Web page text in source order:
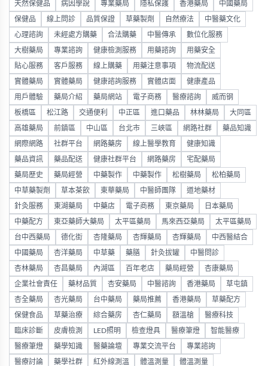
天然保健品 病因學說 專業藥局 隱私保護 香港藥局 中國藥局
保健品 線上問診 品質保證 草藥製劑 自然療法 中醫藥文化
心理諮詢 未經處方購藥 合法購藥 中醫傳承 數位化服務
大樹藥局 專業諮詢 健康檢測服務 用藥諮詢 用藥安全
貼心服務 客戶服務 線上購藥 用藥注意事項 物流配送
實體藥局 實體藥局 健康諮詢服務 實體店面 健康產品
用戶體驗 藥局介紹 藥局網站 電子商務 醫療諮詢 威而钢
板橋區 松江路 交通便利 中正區 進口藥品 林林藥局 大同區
高雄藥局 前鎮區 中山區 台北市 三峽區 網路社群 藥品知識
網際網路 社群平台 網路藥房 線上醫學教育 健康知識
藥品資訊 藥品配送 健康社群平台 網路藥房 宅配藥局
藥局歷史 藥局經營 中藥製作 中藥製作 松樹藥局 松柏藥局
中草藥製劑 草本茶飲 東華藥局 中醫師團隊 道地藥材
針灸服務 東湖藥局 中藥店 電子商務 東京藥局 日本藥局
中藥配方 東亞藥師大藥局 太平區藥局 馬來西亞藥局 太平區藥局
台中西藥局 德化街 杏隆藥局 杏輝藥局 杏輝藥局 中西醫結合
中國藥局 杏洋藥局 中草藥 藥膳 針灸拔罐 中醫問診
杏林藥局 杏昌藥局 內湖區 百年老店 藥局經營 杏康藥局
企業社會責任 藥材品質 杏安藥局 中醫諮詢 香港藥局 草屯鎮
杏全藥局 杏光藥局 台中藥局 藥局推薦 香港藥局 草藥配方
保健食品 草藥治療 綜合藥房 杏仁藥局 額溫槍 醫療科技
臨床診斷 皮膚檢測 LED照明 檢查燈具 醫療筆燈 智能醫療
醫療筆燈 藥學知識 醫藥論壇 專業交流平台 專業諮詢
醫療討論 藥學社群 紅外線測溫 體溫測量 體溫測量